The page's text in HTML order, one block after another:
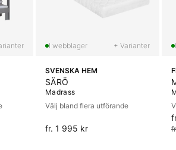
+ Varianter
SVENSKA HEM
SÄRÖ
Madrass
Välj bland flera utförande
fr. 1 995 kr